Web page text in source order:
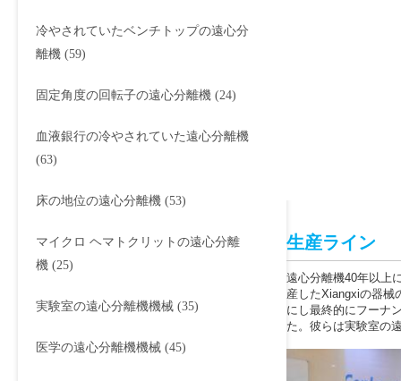
冷やされていたベンチトップの遠心分
離機 (59)
固定角度の回転子の遠心分離機 (24)
血液銀行の冷やされていた遠心分離機
(63)
床の地位の遠心分離機 (53)
マイクロ ヘマトクリットの遠心分離
機 (25)
実験室の遠心分離機機械 (35)
医学の遠心分離機機械 (45)
生産ライン
遠心分離機40年以上
産したXiangxiの器械
にし最終的にフーナ
た。彼らは実験室の